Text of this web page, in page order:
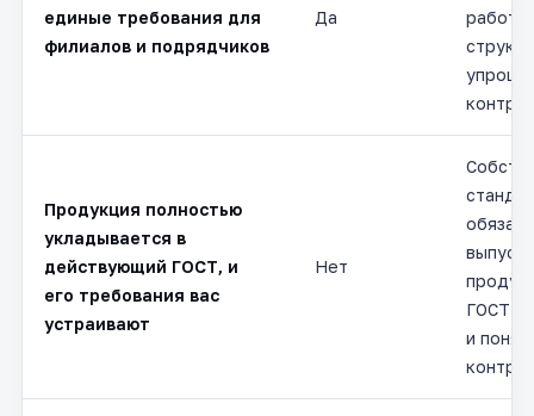
единые требования для
филиалов и подрядчиков
Да
Продукция полностью
укладывается в
действующий ГОСТ, и
его требования вас
устраивают
Нет
ГОСТ,
и